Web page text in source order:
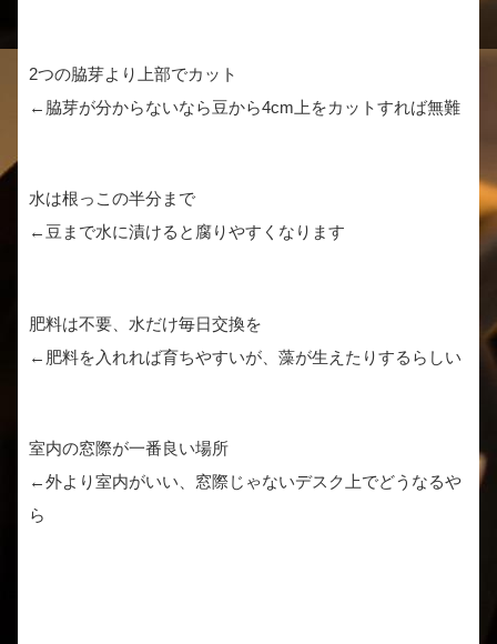
2つの脇芽より上部でカット
←脇芽が分からないなら豆から4cm上をカットすれば無難
水は根っこの半分まで
←豆まで水に漬けると腐りやすくなります
肥料は不要、水だけ毎日交換を
←肥料を入れれば育ちやすいが、藻が生えたりするらしい
室内の窓際が一番良い場所
←外より室内がいい、窓際じゃないデスク上でどうなるや
ら